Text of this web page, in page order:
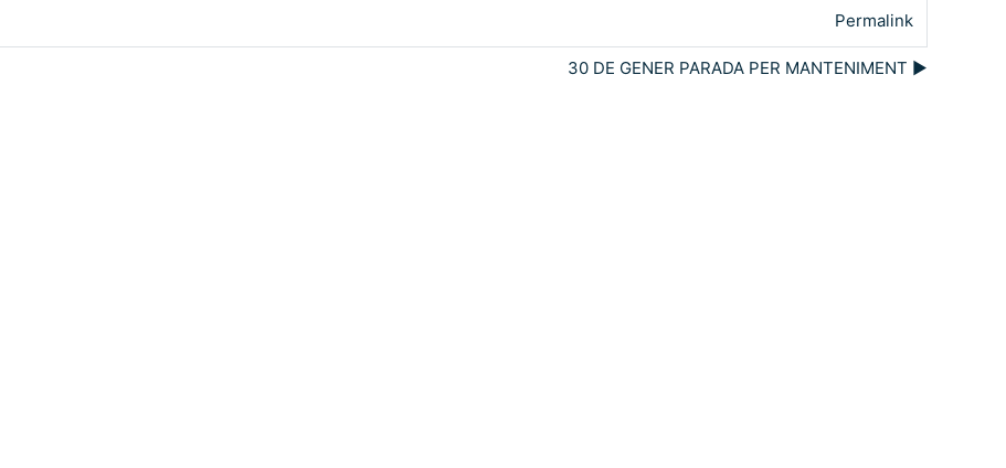
Permalink
30 DE GENER PARADA PER MANTENIMENT ▶︎